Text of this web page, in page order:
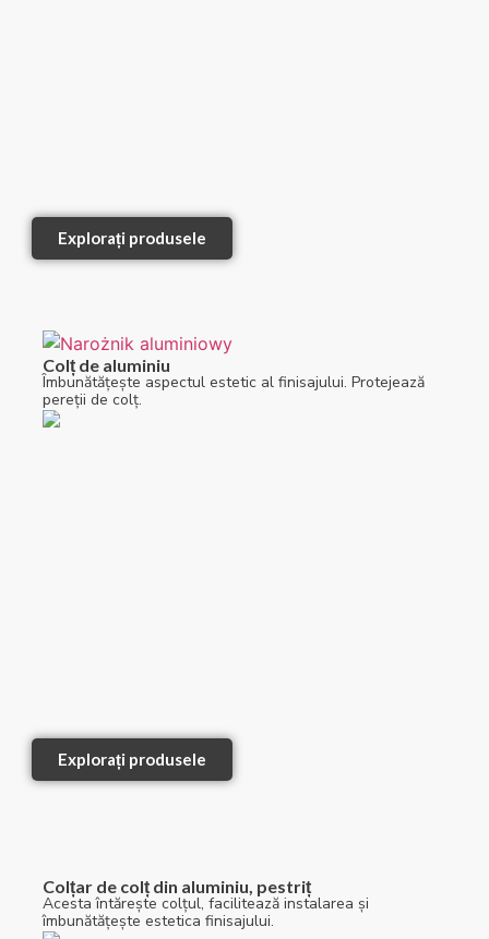
Explorați produsele
Colț de aluminiu
Îmbunătățește aspectul estetic al finisajului. Protejează
pereții de colț.
Explorați produsele
Colțar de colț din aluminiu, pestriț
Acesta întărește colțul, facilitează instalarea și
îmbunătățește estetica finisajului.